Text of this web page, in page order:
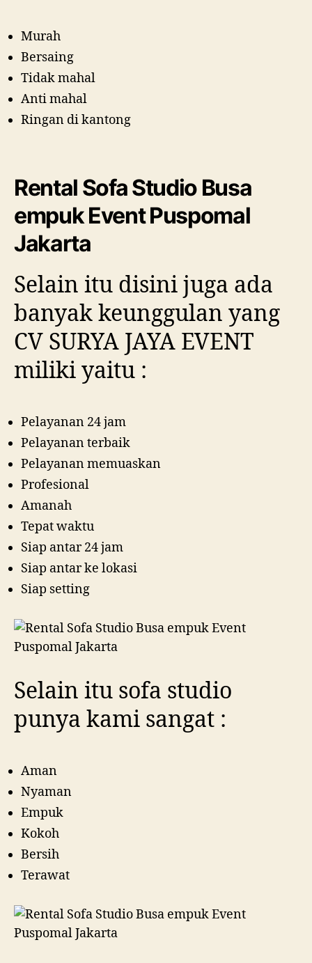
Murah
Bersaing
Tidak mahal
Anti mahal
Ringan di kantong
Rental Sofa Studio Busa
empuk Event Puspomal
Jakarta
Selain itu disini juga ada
banyak keunggulan yang
CV SURYA JAYA EVENT
miliki yaitu :
Pelayanan 24 jam
Pelayanan terbaik
Pelayanan memuaskan
Profesional
Amanah
Tepat waktu
Siap antar 24 jam
Siap antar ke lokasi
Siap setting
Selain itu sofa studio
punya kami sangat :
Aman
Nyaman
Empuk
Kokoh
Bersih
Terawat